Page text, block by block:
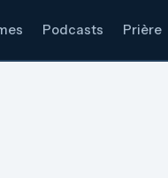
Podcasts Prière